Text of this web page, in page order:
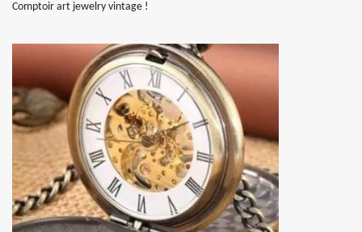
Comptoir art jewelry vintage !